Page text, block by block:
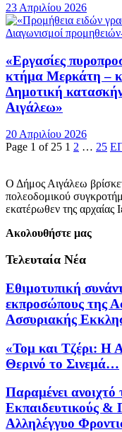
23 Απριλίου 2026
Διαγωνισμοί
«Εργασίες
κτήμα Μερκάτη –
Δημοτική
Αιγάλεω»
20 Απριλίου 2026
Page 1 of 25 1 2 … 25
Ο Δήμος Αιγάλεω
πολεοδομικού
εκατέρωθεν της αρχαίας
Ακολουθήστε μας
Τελευταία Νέα
Εθιμοτυπική
εκπροσώπους της
Ασσυριακής
«Τομ και Τζέρι: Η
Θερινό το Σινεμά…
Παραμένει ανοιχτό
Εκπαιδευτικούς &
Αλληλέγγυο